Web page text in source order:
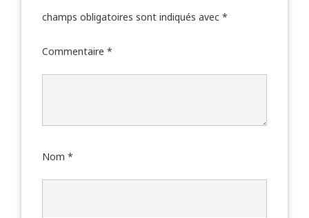
champs obligatoires sont indiqués avec *
Commentaire *
Nom *